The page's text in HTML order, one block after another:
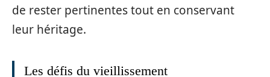
de rester pertinentes tout en conservant
leur héritage.
Les défis du vieillissement